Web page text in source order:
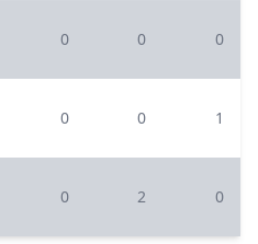
0 0 0
0 0 1
0 2 0